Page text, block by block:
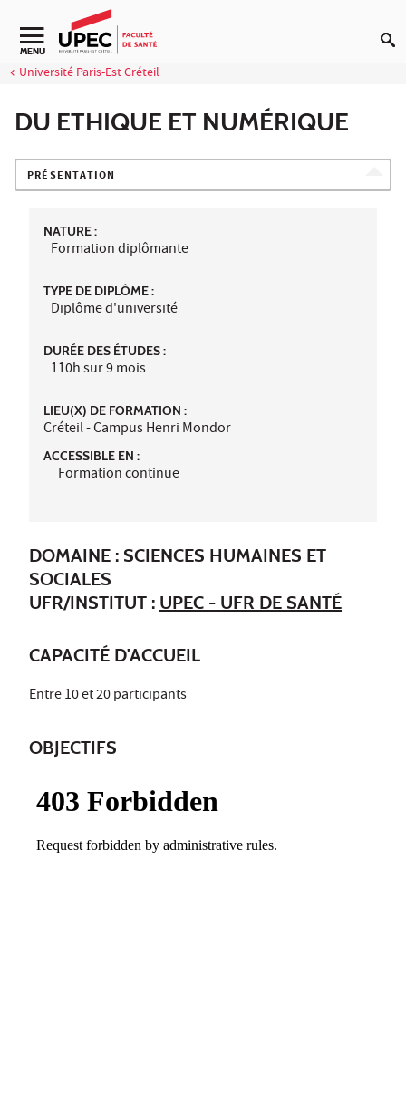
Aller au contenu
Navigation secondaire
MENU
Université Paris-Est Créteil
DU ETHIQUE ET NUMÉRIQUE
PRÉSENTATION
NATURE :
Formation diplômante
TYPE DE DIPLÔME :
Diplôme d'université
DURÉE DES ÉTUDES :
110h sur 9 mois
LIEU(X) DE FORMATION :
Créteil - Campus Henri Mondor
ACCESSIBLE EN :
Formation continue
DOMAINE : SCIENCES HUMAINES ET
SOCIALES
UFR/INSTITUT : UPEC - UFR DE SANTÉ
CAPACITÉ D'ACCUEIL
Entre 10 et 20 participants
OBJECTIFS